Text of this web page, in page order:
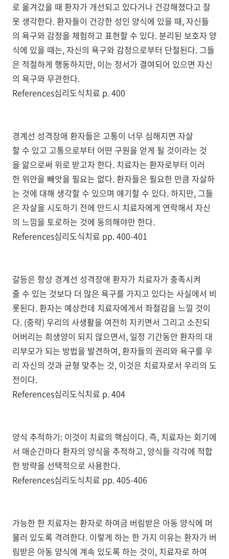
로 옮겨갔을 때 환자가 개선되고 있다거나 건강해졌다고 잘
못 생각한다. 환자들이 건강한 성인 양식에 있을 때, 자신들
의 욕구와 감정을 체험하고 표현할 수 있다. 분리된 보호자 양
식에 있을 때는, 자신의 욕구와 감정으로부터 단절된다. 그들
은 적절하게 행동하지만, 이는 정서가 결여되어 있으면 자신
의 욕구와 무관한다.
References심리도식치료 p. 400
경계선 성격장애 환자들은 고통이 너무 심해지면 자살
할 수 있고 고통으로부터 어떤 구원을 얻게 될 것이라는 것
을 앎으로써 위로 받고자 한다. 치료자는 환자로부터 이러
한 위안을 빼앗을 필요는 없다. 환자들은 필요한 만큼 자살하
는 것에 대해 생각할 수 있으며 얘기할 수 있다. 하지만, 그들
은 자살을 시도하기 전에 만드시 치료자에게 연락해서 자신
의 느낌을 토로하는 것에 동의해야만 한다.
References심리도식치료 pp. 400-401
갈등은 항상 경계선 성격장애 환자가 치료자가 충족시켜
줄 수 있는 것보다 더 많은 욕구를 가지고 있다는 사실에서 비
롯된다. 환자는 예상컨데 치료자에게서 좌절감을 느낄 것이
다. (중략) 우리의 사생활을 여전히 지키면서 그리고 소진되
어버리는 희생양이 되지 않으면서, 일정 기간동안 환자의 대
리부모가 되는 방법을 발견하여, 환자들의 권리와 욕구를 우
리 자신의 것과 균형 맞추는 것, 이것은 치료자로서 우리의 도
전이다.
References심리도식치료 p. 404
양식 추적하기: 이것이 치료의 핵심이다. 즉, 치료자는 회기에
서 매순간마다 환자의 양식을 추적하고, 양식들 각각에 적합
한 방략을 선택적으로 사용한다.
References심리도식치료 pp. 405-406
가능한 한 치료자는 환자로 하여금 버림받은 아동 양식에 머
물러 있도록 격려한다. 이렇게 하는 한 가지 이유는 환자가 버
림받은 아동 양식에 계속 있도록 하는 것이, 치료자로 하여